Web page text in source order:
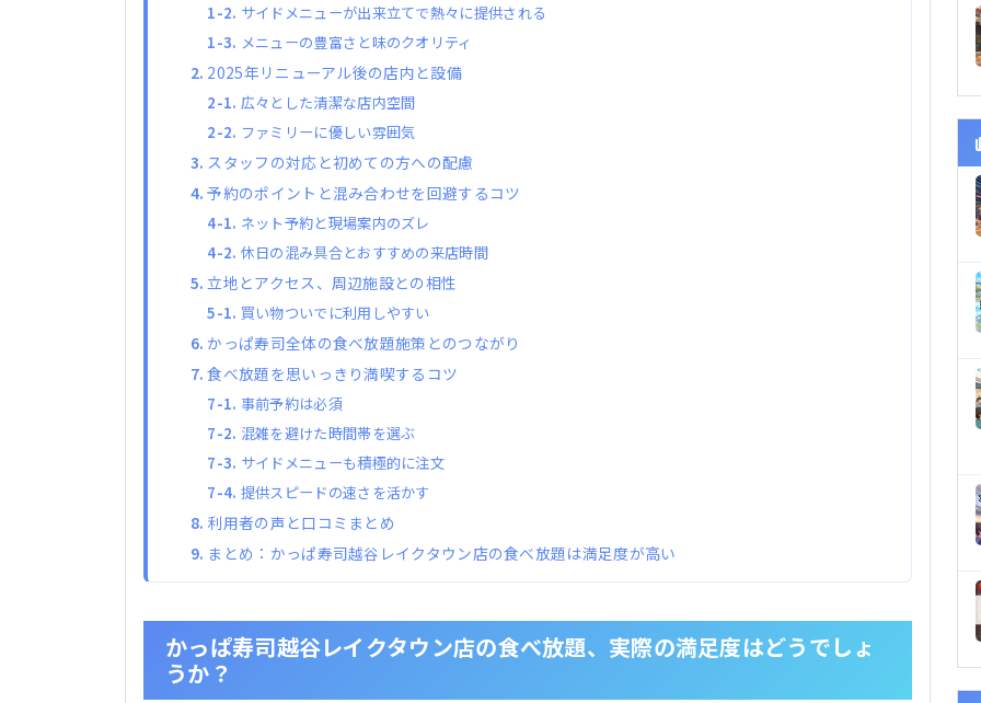
サイドメニューが出来立てで熱々に提供される
メニューの豊富さと味のクオリティ
2025年リニューアル後の店内と設備
広々とした清潔な店内空間
ファミリーに優しい雰囲気
スタッフの対応と初めての方への配慮
予約のポイントと混み合わせを回避するコツ
ネット予約と現場案内のズレ
休日の混み具合とおすすめの来店時間
立地とアクセス、周辺施設との相性
買い物ついでに利用しやすい
かっぱ寿司全体の食べ放題施策とのつながり
食べ放題を思いっきり満喫するコツ
事前予約は必須
混雑を避けた時間帯を選ぶ
サイドメニューも積極的に注文
提供スピードの速さを活かす
利用者の声と口コミまとめ
まとめ：かっぱ寿司越谷レイクタウン店の食べ放題は満足度が高い
かっぱ寿司越谷レイクタウン店の食べ放題、実際の満足度はどうでしょ
うか？